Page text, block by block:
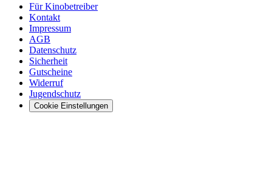
Für Kinobetreiber
Kontakt
Impressum
AGB
Datenschutz
Sicherheit
Gutscheine
Widerruf
Jugendschutz
Cookie Einstellungen